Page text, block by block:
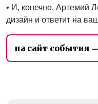
• И, конечно, Артемий
дизайн и ответит на
на сайт события